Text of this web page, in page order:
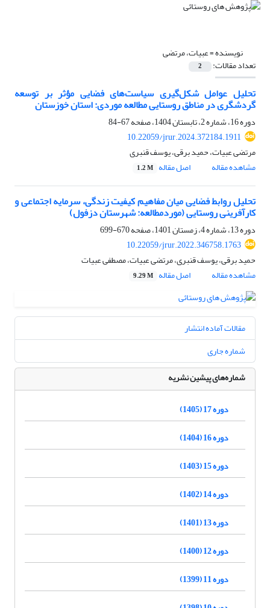
نویسنده =عبیات، مرتضی
تعداد مقالات: 2
تحلیل عوامل شکل‌گیری سیاست‌های فضایی مؤثر بر توسعه
گردشگری در مناطق روستایی مطالعه موردی: استان خوزستان
دوره 16، شماره 2، تابستان 1404، صفحه
67-84
10.22059/jrur.2024.372184.1911
مرتضی عبیات، حمید برقی، یوسف قنبری
مشاهده مقاله
اصل مقاله 1.2 M
تحلیل روابط فضایی میان مفاهیم کیفیت زندگی، سرمایه اجتماعی و
کارآفرینی روستایی (موردمطالعه: شهرستان دزفول)
دوره 13، شماره 4، زمستان 1401، صفحه
670-699
10.22059/jrur.2022.346758.1763
حمید برقی، یوسف قنبری، مرتضی عبیات، مصطفی عبیات
مشاهده مقاله
اصل مقاله 9.29 M
مقالات آماده انتشار
شماره جاری
شماره‌های پیشین نشریه
دوره 17 (1405)
دوره 16 (1404)
دوره 15 (1403)
دوره 14 (1402)
دوره 13 (1401)
دوره 12 (1400)
دوره 11 (1399)